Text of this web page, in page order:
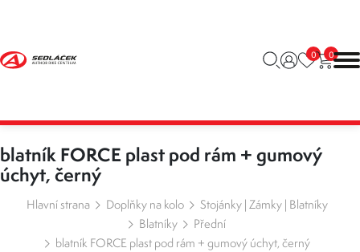
0 0
blatník FORCE plast pod rám + gumový
úchyt, černý
Hlavní strana Doplňky na kolo
Stojánky | Zámky | Blatníky
Blatníky
Přední
blatník FORCE plast pod rám + gumový úchyt, černý